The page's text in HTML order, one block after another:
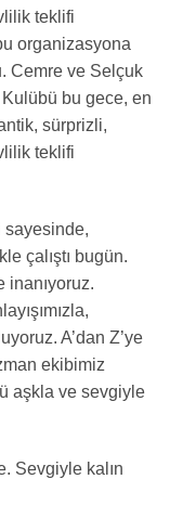
teklifi
organizasyona
Cemre ve Selçuk
Kulübü bu gece, en
sürprizli,
teklifi
sayesinde,
çalıştı bugün.
inanıyoruz.
A’dan Z’ye
ekibimiz
aşkla ve sevgiyle
Sevgiyle kalın